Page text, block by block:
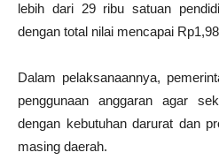
lebih dari 29 ribu satuan
dengan total nilai mencapai
Dalam pelaksanaannya,
penggunaan anggaran agar
dengan kebutuhan darurat dan
masing daerah.